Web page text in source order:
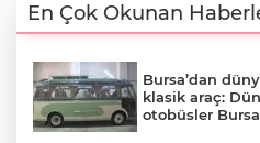
En Çok Okunan
Bursa’dan
klasik araç:
otobüsler